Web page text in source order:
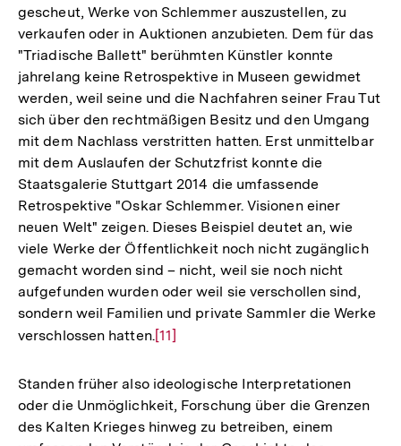
gescheut, Werke von Schlemmer auszustellen, zu
verkaufen oder in Auktionen anzubieten. Dem für das
"Triadische Ballett" berühmten Künstler konnte
jahrelang keine Retrospektive in Museen gewidmet
werden, weil seine und die Nachfahren seiner Frau Tut
sich über den rechtmäßigen Besitz und den Umgang
mit dem Nachlass verstritten hatten. Erst unmittelbar
mit dem Auslaufen der Schutzfrist konnte die
Staatsgalerie Stuttgart 2014 die umfassende
Retrospektive "Oskar Schlemmer. Visionen einer
neuen Welt" zeigen. Dieses Beispiel deutet an, wie
viele Werke der Öffentlichkeit noch nicht zugänglich
gemacht worden sind – nicht, weil sie noch nicht
aufgefunden wurden oder weil sie verschollen sind,
sondern weil Familien und private Sammler die Werke
verschlossen hatten.Zur
der
Fußnote
[11]
Standen früher also ideologische Interpretationen
oder die Unmöglichkeit, Forschung über die Grenzen
des Kalten Krieges hinweg zu betreiben, einem